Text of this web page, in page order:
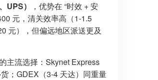
UPS）
，优势在 “时效 + 安
元，清关效率高（1-1.5
元），但偏远地区派送更及
主流选择：Skynet Express
；GDEX（3-4 天达）同重量